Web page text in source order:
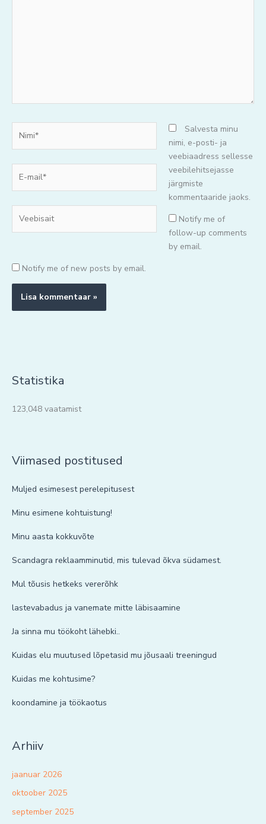
mail*
Salvesta minu
nimi, e-posti- ja
veebiaadress sellesse
veebilehitsejasse
järgmiste
kommentaaride jaoks.
Notify me of
follow-up comments
by email.
Notify me of new posts by email.
Statistika
123,048 vaatamist
Viimased postitused
Muljed esimesest perelepitusest
Minu esimene kohtuistung!
Minu aasta kokkuvõte
Scandagra reklaamminutid, mis tulevad õkva südamest.
Mul tõusis hetkeks vererõhk
lastevabadus ja vanemate mitte läbisaamine
Ja sinna mu töökoht lähebki..
Kuidas elu muutused lõpetasid mu jõusaali treeningud
Kuidas me kohtusime?
koondamine ja töökaotus
Arhiiv
jaanuar 2026
oktoober 2025
september 2025